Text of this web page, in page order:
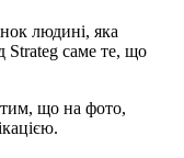
людині, яка
Strateg саме те, що
тим, що на фото,